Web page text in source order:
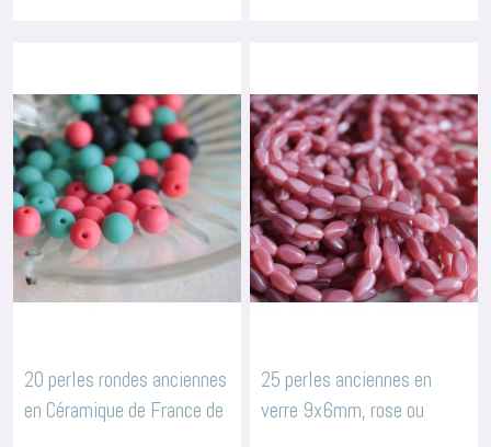
20 perles rondes anciennes
en Céramique de France de
25 perles anciennes en
verre 9x6mm, rose ou